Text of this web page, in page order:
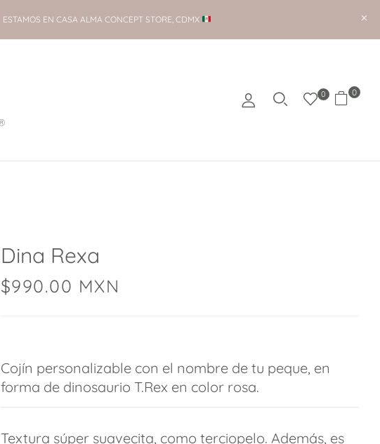
ESTAMOS EN CASA ALMA CONCEPT STORE, CDMX
0 0
Dina Rexa
$990.00 MXN
Cojín personalizable con el nombre de tu peque, en
forma de dinosaurio T.Rex en color rosa.
Textura súper suavecita, como terciopelo. Además, es